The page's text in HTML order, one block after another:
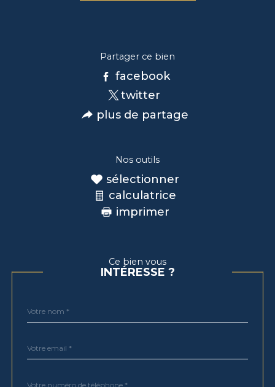
Partager ce bien
facebook
twitter
plus de partage
Nos outils
sélectionner
calculatrice
imprimer
Ce bien vous
INTÉRESSE ?
par
*
*